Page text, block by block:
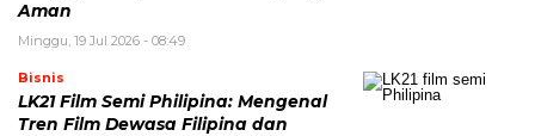
Aman
Minggu, 19 Jul 2026 - 08:49
Bisnis
LK21 Film Semi Philipina: Mengenal
Tren Film Dewasa Filipina dan